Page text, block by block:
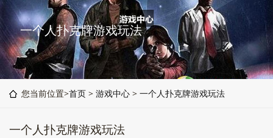
一个人扑克牌游戏玩法
您当前位置>首页 > 游戏中心 > 一个人扑克牌游戏玩法
一个人扑克牌游戏玩法